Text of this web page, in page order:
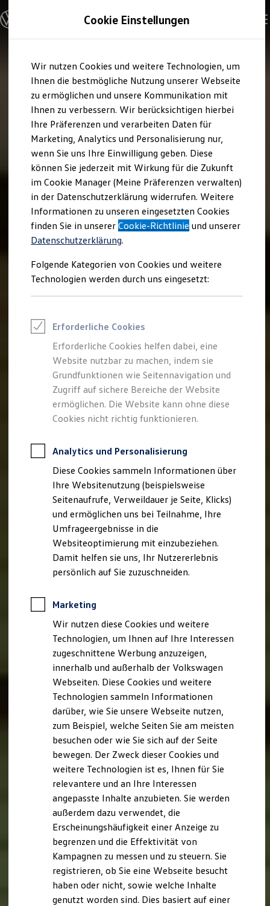
Hauptinhalt
springen
Footer
springen
Modelle und Konfigurator
Konfigurator
Modelle vergleichen
Elektroautos
ENERGY Sondermodelle
Nutzfahrzeuge
SUV und CUV
Familienautos
Kombis
Kompaktwagen
Sportwagen
Schnell verfügbare Fahrzeuge
Angebote und Produkte
Aktuelle Angebote
E-Auto-Förderung
Volkswagen Marktplatz
Die ENERGY Sondermodelle
Junge Gebrauchtwagen und Gebrauchtwagen
Volkswagen Zertifizierte Gebrauchtwagen
Elektromobilität bei Gebrauchtwagen
Saisonangebote
Reifenpakete
Leasing
Leasing-Angebote
Elektroauto Leasing
Kleinwagen-Leasing
Leasing ohne Anzahlung
Finanzierung
Autokredit mit Schlussrate
Versicherungen und Garantien
Kfz-Versicherung
Restschuldversicherungen
Garantien
Professional Class bei Volkswagen
Behörden
Direktkunden
Sonderfahrzeuge
Anpfiff zum Gewinn
Elektromobilität
Elektroautos
ID. Tutorials
Elektrofahrzeugkonzepte
ID. EVERY1
Reichweite
Rekuperation
Laden unterwegs
Laden Zuhause
Ladestationen finden
Ladezeitensimulator
Batterie
Sicherheit
Nachhaltigkeit
Technologie
Kosten und Kauf
Verbrauchskosten
Kaufoptionen
E-Auto-Förderung
Software und Konnektivität
Die ID. Software 6
ID. Software Versionen und Updates
Digitale Extras
Schnittstellen zu Ihrem ID.
Marke und Erlebnis
Volkswagen R und R Experience
R-Modelle
R Experience
Driving Experience
Volkswagen entdecken
Werkbesichtigung
Cookie Einstellungen
Wir nutzen Cookies und weitere Technologien, um
Ihnen die bestmögliche Nutzung unserer Webseite
zu ermöglichen und unsere Kommunikation mit
Ihnen zu verbessern. Wir berücksichtigen hierbei
Ihre Präferenzen und verarbeiten Daten für
Marketing, Analytics und Personalisierung nur,
wenn Sie uns Ihre Einwilligung geben. Diese
können Sie jederzeit mit Wirkung für die Zukunft
im Cookie Manager (Meine Präferenzen verwalten)
in der Datenschutzerklärung widerrufen. Weitere
Informationen zu unseren eingesetzten Cookies
finden Sie in unsererCookie-Richtlinie und unserer
Datenschutzerklärung.
Folgende Kategorien von Cookies und weitere
Technologien werden durch uns eingesetzt:
Erforderliche Cookies
Erforderliche Cookies helfen dabei, eine
Website nutzbar zu machen, indem sie
Grundfunktionen wie Seitennavigation und
Zugriff auf sichere Bereiche der Website
ermöglichen. Die Website kann ohne diese
Cookies nicht richtig funktionieren.
Analytics und Personalisierung
Diese Cookies sammeln Informationen über
Ihre Websitenutzung (beispielsweise
Seitenaufrufe, Verweildauer je Seite, Klicks)
und ermöglichen uns bei Teilnahme, Ihre
Umfrageergebnisse in die
Websiteoptimierung mit einzubeziehen.
Damit helfen sie uns, Ihr Nutzererlebnis
persönlich auf Sie zuzuschneiden.
Marketing
Wir nutzen diese Cookies und weitere
Technologien, um Ihnen auf Ihre Interessen
zugeschnittene Werbung anzuzeigen,
innerhalb und außerhalb der Volkswagen
Webseiten. Diese Cookies und weitere
Technologien sammeln Informationen
darüber, wie Sie unsere Webseite nutzen,
zum Beispiel, welche Seiten Sie am meisten
besuchen oder wie Sie sich auf der Seite
bewegen. Der Zweck dieser Cookies und
weitere Technologien ist es, Ihnen für Sie
relevantere und an Ihre Interessen
angepasste Inhalte anzubieten. Sie werden
außerdem dazu verwendet, die
Erscheinungshäufigkeit einer Anzeige zu
begrenzen und die Effektivität von
Kampagnen zu messen und zu steuern. Sie
registrieren, ob Sie eine Webseite besucht
haben oder nicht, sowie welche Inhalte
genutzt worden sind. Dies basiert auf einer